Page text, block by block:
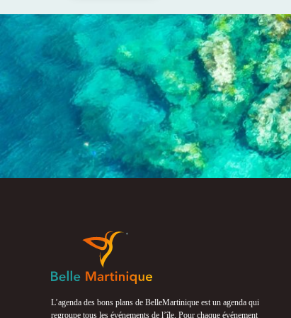
L’agenda des bons plans de BelleMartinique est un agenda qui
regroupe tous les événements de l’île. Pour chaque événement